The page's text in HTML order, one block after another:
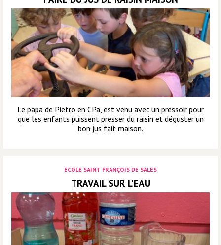
Le papa de Pietro en CPa, est venu avec un pressoir pour
que les enfants puissent presser du raisin et déguster un
bon jus fait maison.
ÉCOLE SAINT FRANÇOIS DE SALES
TRAVAIL SUR L'EAU